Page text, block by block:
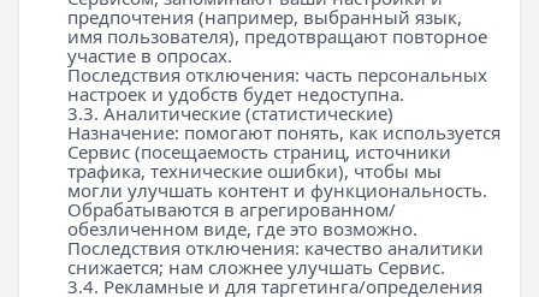
предпочтения (например, выбранный язык,
имя пользователя), предотвращают повторное
участие в опросах.
Последствия отключения: часть персональных
настроек и удобств будет недоступна.
3.3. Аналитические (статистические)
Назначение: помогают понять, как используется
Сервис (посещаемость страниц, источники
трафика, технические ошибки), чтобы мы
могли улучшать контент и функциональность.
Обрабатываются в агрегированном/
обезличенном виде, где это возможно.
Последствия отключения: качество аналитики
снижается; нам сложнее улучшать Сервис.
3.4. Рекламные и для таргетинга/определения